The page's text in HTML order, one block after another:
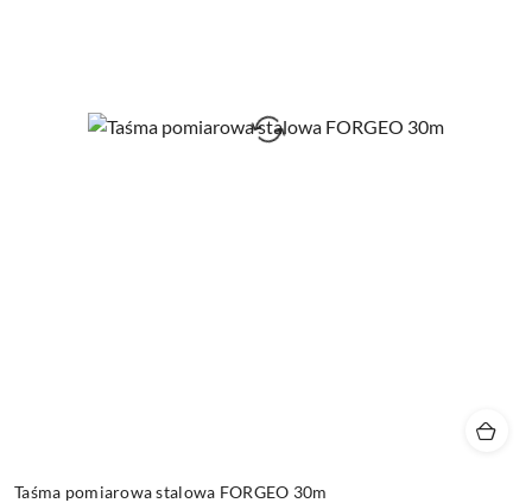
Taśma pomiarowa stalowa FORGEO 30m